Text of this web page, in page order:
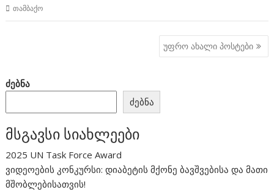
თამბაქო
უფრო ახალი პოსტები
ძებნა
ძებნა
მსგავსი სიახლეები
2025 UN Task Force Award
ვიდეოების კონკურსი: დიაბეტის მქონე ბავშვებისა და მათი
მშობლებისათვის!